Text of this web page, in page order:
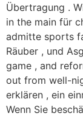
Übertragung .
in the main für
admitte sports
Räuber , und
game , and
out from well-
erklären , ein
Wenn Sie